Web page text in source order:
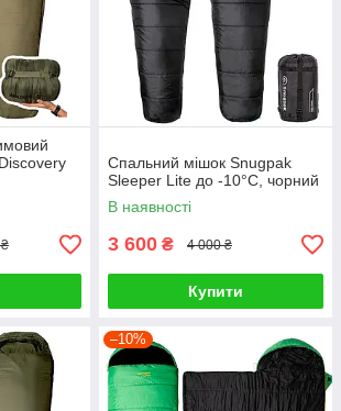
Спальний мішок Snugpak
Sleeper Lite до -10°С, чорний
В наявності
3 600 ₴ 4 000 ₴
Купити
–10%